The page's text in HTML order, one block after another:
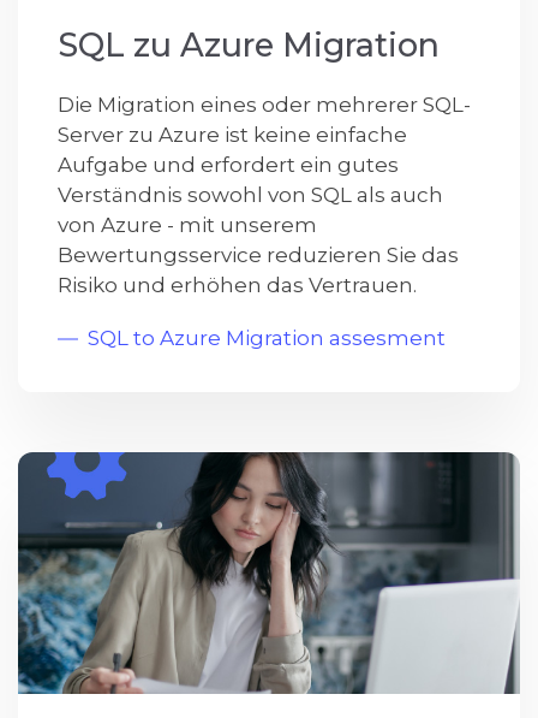
SQL zu Azure Migration
Die Migration eines oder mehrerer SQL-
Server zu Azure ist keine einfache
Aufgabe und erfordert ein gutes
Verständnis sowohl von SQL als auch
von Azure - mit unserem
Bewertungsservice reduzieren Sie das
Risiko und erhöhen das Vertrauen.
SQL to Azure Migration assesment